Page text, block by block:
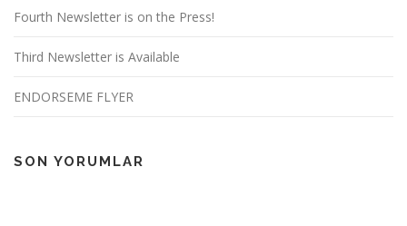
Fourth Newsletter is on the Press!
Third Newsletter is Available
ENDORSEME FLYER
SON YORUMLAR